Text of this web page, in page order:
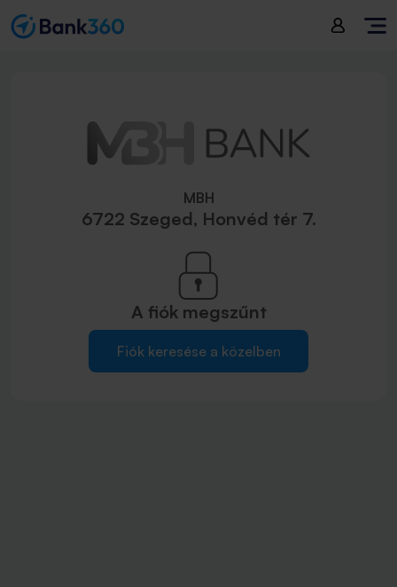
MBH
6722 Szeged, Honvéd tér 7.
A fiók megszűnt
Fiók keresése a közelben